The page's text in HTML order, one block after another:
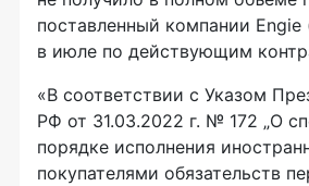
поставленный компании
в июле по действующим
«В соответствии с Указом
РФ от 31.03.2022 г. № 172 „О
порядке исполнения
покупателями обязательств